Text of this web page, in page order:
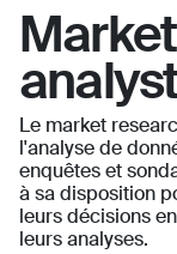
Le market
l'analyse de
enquêtes et
à sa disposition
leurs décisions
leurs analyses.